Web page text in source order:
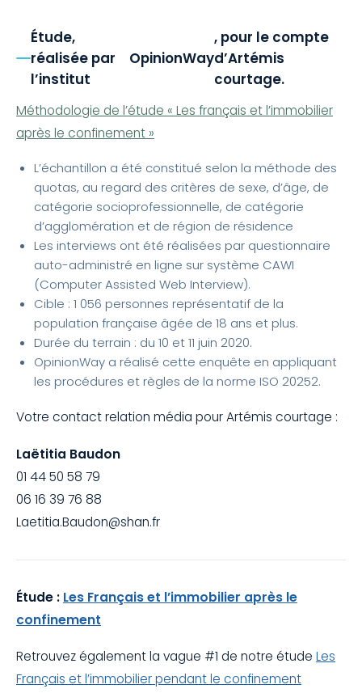
Étude,
réalisée par
l’institut
OpinionWay
, pour le compte
d’Artémis
courtage.
Méthodologie de l’étude « Les français et l’immobilier
après le confinement »
L’échantillon a été constitué selon la méthode des
quotas, au regard des critères de sexe, d’âge, de
catégorie socioprofessionnelle, de catégorie
d’agglomération et de région de résidence
Les interviews ont été réalisées par questionnaire
auto-administré en ligne sur système CAWI
(Computer Assisted Web Interview).
Cible : 1 056 personnes représentatif de la
population française âgée de 18 ans et plus.
Durée du terrain : du 10 et 11 juin 2020.
OpinionWay a réalisé cette enquête en appliquant
les procédures et règles de la norme ISO 20252.
Votre contact relation média pour Artémis courtage :
Laëtitia Baudon
01 44 50 58 79
06 16 39 76 88
Laetitia.Baudon@shan.fr
Étude : Les Français et l’immobilier après le
confinement
Retrouvez également la vague #1 de notre étude Les
Français et l’immobilier pendant le confinement